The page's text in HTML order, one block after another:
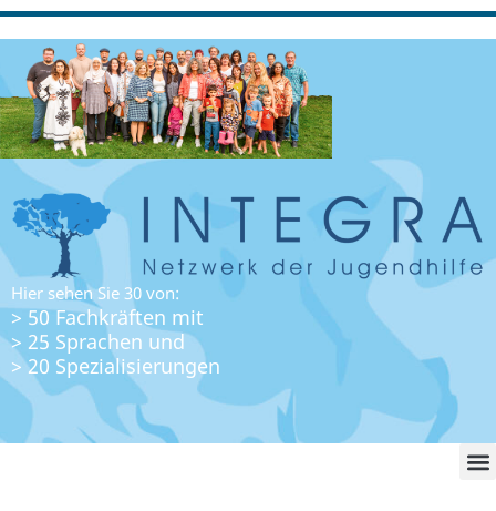
Hier sehen Sie 30 von:
> 50 Fachkräften mit
> 25 Sprachen und
> 20 Spezialisierungen